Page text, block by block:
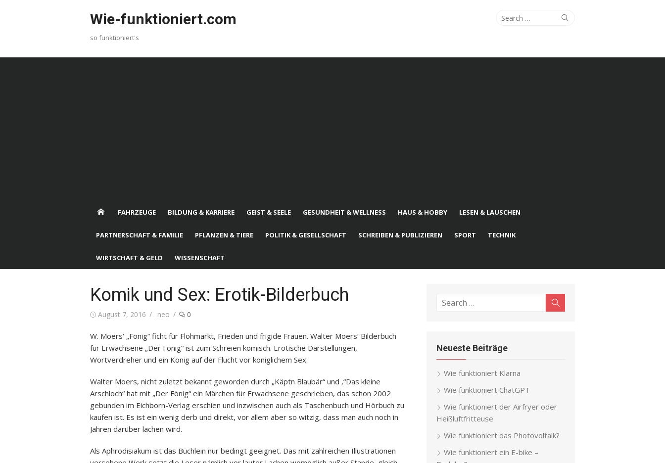
Wie-funktioniert.com
so funktioniert's
Search
Search
FAHRZEUGE BILDUNG & KARRIERE GEIST & SEELE GESUNDHEIT & WELLNESS HAUS & HOBBY LESEN & LAUSCHEN
PARTNERSCHAFT & FAMILIE PFLANZEN & TIERE POLITIK & GESELLSCHAFT SCHREIBEN & PUBLIZIEREN SPORT TECHNIK
WIRTSCHAFT & GELD WISSENSCHAFT
Komik und Sex: Erotik-Bilderbuch
Posted
August 7, 2016 Author
neo 0
W. Moers‘ „Fönig“ ficht für Flohmarkt, Frieden und frigide Frauen. Walter Moers‘ Bilderbuch
für Erwachsene „Der Fönig“ ist zum Schreien komisch. Erotische Darstellungen,
Wortverdreher und ein König auf der Flucht vor königlichem Sex.
Walter Moers, nicht zuletzt bekannt geworden durch „Käptn Blaubär“ und ‚“Das kleine
Arschloch“ hat mit „Der Fönig“ ein Märchen für Erwachsene geschrieben, das schon 2002
gebunden im Eichborn-Verlag erschien und inzwischen auch als Taschenbuch und Hörbuch zu
kaufen ist. Es ist ein wenig derb und direkt, vor allem aber so witzig, dass man auch noch in
Jahren darüber lachen wird.
Als Aphrodisiakum ist das Büchlein nur bedingt geeignet. Das mit zahlreichen Illustrationen
Search
Neueste Beiträge
Wie funktioniert Klarna
Wie funktioniert ChatGPT
Wie funktioniert der Airfryer oder
Heißluftfritteuse
Wie funktioniert das Photovoltaik?
Wie funktioniert ein E-bike –